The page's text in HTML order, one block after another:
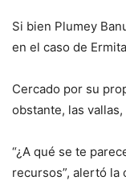
Si bien Plumey
en el caso de
Cercado por su
obstante, las
“¿A qué se te
recursos”, alertó la